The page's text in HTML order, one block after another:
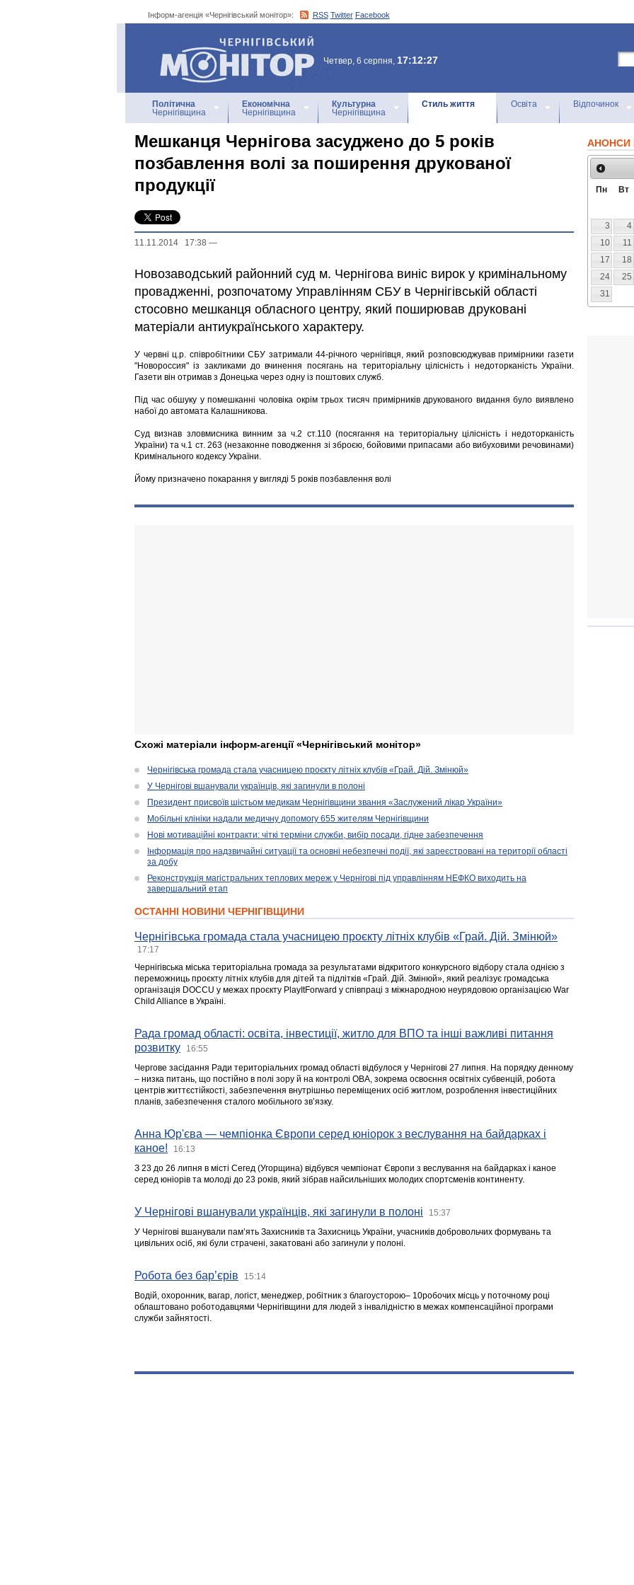
Інформ-агенція «Чернігівський монітор»: RSS Twitter Facebook
Інформ-агенція
«Чернігівський монітор»
Четвер, 6 серпня, 17:12:27
Політична
Чернігівщина
Економічна
Чернігівщина
Культурна
Чернігівщина
Стиль життя Освіта Відпочинок
Мешканця Чернігова засуджено до 5 років
позбавлення волі за поширення друкованої
продукції
11.11.2014 17:38 —
Новозаводський районний суд м. Чернігова виніс вирок у кримінальному
провадженні, розпочатому Управлінням СБУ в Чернігівській області
стосовно мешканця обласного центру, який поширював друковані
матеріали антиукраїнського характеру.
У червні ц.р. співробітники СБУ затримали 44-річного чернігівця, який розповсюджував примірники газети
"Новороссия" із закликами до вчинення посягань на територіальну цілісність і недоторканість України.
Газети він отримав з Донецька через одну із поштових служб.
Під час обшуку у помешканні чоловіка окрім трьох тисяч примірників друкованого видання було виявлено
набої до автомата Калашникова.
Суд визнав зловмисника винним за ч.2 ст.110 (посягання на територіальну цілісність і недоторканість
України) та ч.1 ст. 263 (незаконне поводження зі зброєю, бойовими припасами або вибуховими речовинами)
Кримінального кодексу України.
Йому призначено покарання у вигляді 5 років позбавлення волі
Схожі матеріали інформ-агенції «Чернігівський монітор»
Чернігівська громада стала учасницею проєкту літніх клубів «Грай. Дій. Змінюй»
У Чернігові вшанували українців, які загинули в полоні
Президент присвоїв шістьом медикам Чернігівщини звання «Заслужений лікар України»
Мобільні клініки надали медичну допомогу 655 жителям Чернігівщини
Нові мотиваційні контракти: чіткі терміни служби, вибір посади, гідне забезпечення
Інформація про надзвичайні ситуації та основні небезпечні події, які зареєстровані на території області
за добу
Реконструкція магістральних теплових мереж у Чернігові під управлінням НЕФКО виходить на
завершальний етап
ОСТАННІ НОВИНИ ЧЕРНІГІВЩИНИ
Чернігівська громада стала учасницею проєкту літніх клубів «Грай. Дій. Змінюй»
17:17
Чернігівська міська територіальна громада за результатами відкритого конкурсного відбору стала однією з
переможниць проєкту літніх клубів для дітей та підлітків «Грай. Дій. Змінюй», який реалізує громадська
організація DOCCU у межах проєкту PlayItForward у співпраці з міжнародною неурядовою організацією War
Child Alliance в Україні.
Рада громад області: освіта, інвестиції, житло для ВПО та інші важливі питання
розвитку
16:55
Чергове засідання Ради територіальних громад області відбулося у Чернігові 27 липня. На порядку денному
– низка питань, що постійно в полі зору й на контролі ОВА, зокрема освоєння освітніх субвенцій, робота
центрів життєстійкості, забезпечення внутрішньо переміщених осіб житлом, розроблення інвестиційних
планів, забезпечення сталого мобільного зв’язку.
Анна Юр'єва — чемпіонка Європи серед юніорок з веслування на байдарках і
каное!
16:13
З 23 до 26 липня в місті Сегед (Угорщина) відбувся чемпіонат Європи з веслування на байдарках і каное
серед юніорів та молоді до 23 років, який зібрав найсильніших молодих спортсменів континенту.
У Чернігові вшанували українців, які загинули в полоні 15:37
У Чернігові вшанували пам’ять Захисників та Захисниць України, учасників добровольчих формувань та
цивільних осіб, які були страчені, закатовані або загинули у полоні.
Робота без бар’єрів 15:14
Водій, охоронник, вагар, логіст, менеджер, робітник з благоусторою– 10робочих місць у поточному році
облаштовано роботодавцями Чернігівщини для людей з інвалідністю в межах компенсаційної програми
служби зайнятості.
АНОНСИ
Пн Вт
3
4
10
11
17
18
24
25
31